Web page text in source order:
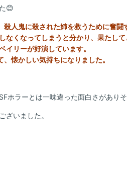
😊
殺人鬼に殺された姉を救うために奮闘
なくなってしまうと分かり、 果たし
イリーが好演しています。
、懐かしい気持ちになりました。
ホラーとは一味違った面白さがありそ
ざいました。